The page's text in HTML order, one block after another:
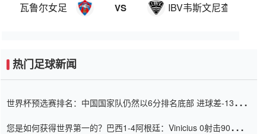
瓦鲁尔女足 VS IBV韦斯文尼查女足
热门足球新闻
世界杯预选赛排名：中国国家队仍然以6分排名底部 进球差-13令人
您是如何获得世界第一的？巴西1-4阿根廷：Vinicius 0射击90分钟